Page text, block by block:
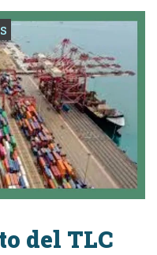
del TLC